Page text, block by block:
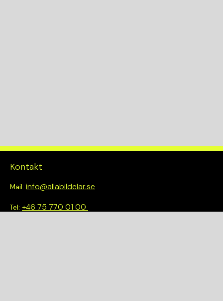
Kontakt
Mail: info@allabildelar.se
Tel: +46 75 770 01 00